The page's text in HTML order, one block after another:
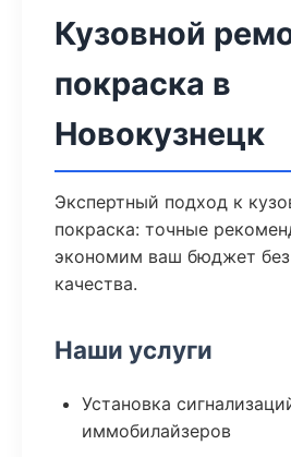
Кузовной
покраска в
Новокузнецк
Экспертный подход к
покраска: точные
экономим ваш бюджет
качества.
Наши услуги
Установка
иммобилайзеров